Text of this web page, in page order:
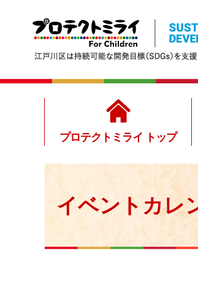
プロテクトミラ
江戸川区は持続可能な開発目標（SDGs）を
プロテクトミライ トップ
イベントカレ